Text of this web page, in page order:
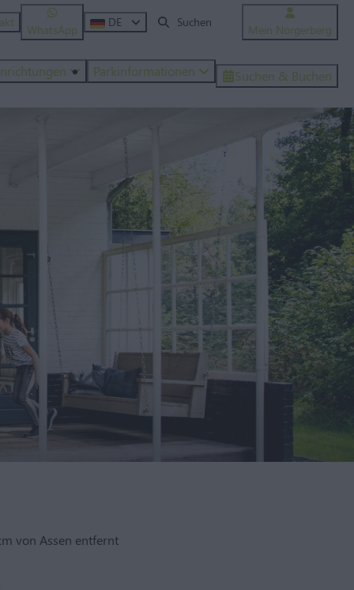
WhatsApp
DE
Mein Norgerberg
Parkinformationen Suchen & Buchen
von Assen entfernt